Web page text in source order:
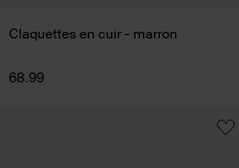
Claquettes en cuir - marron
68.99